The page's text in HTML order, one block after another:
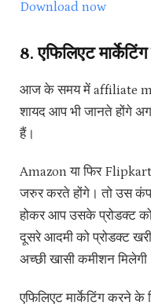
Download now
8. एफिलिएट
आज के समय में affiliate
शायद आप भी जानते होंगे
हैं।
Amazon या फिर
जरुर करते होंगे। तो उस
होकर आप उसके प्रोडक्ट
दूसरे आदमी को प्रोडक्ट
अच्छी खासी कमीशन
एफिलिएट मार्केटिंग करने